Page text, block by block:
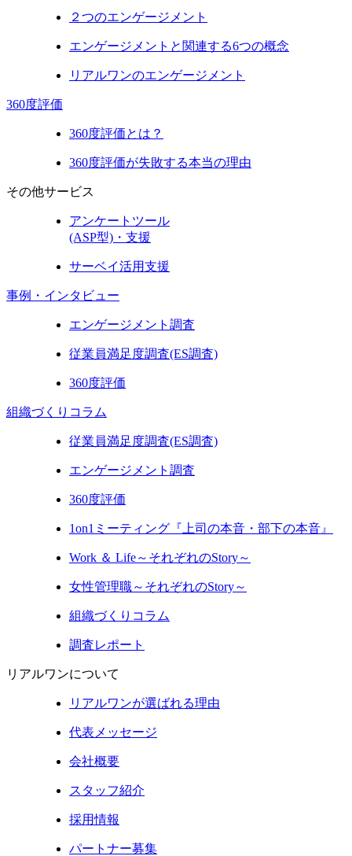
２つのエンゲージメント
エンゲージメントと関連する6つの概念
リアルワンのエンゲージメント
360度評価
360度評価とは？
360度評価が失敗する本当の理由
その他サービス
アンケートツール
(ASP型)・支援
サーベイ活用支援
事例・インタビュー
エンゲージメント調査
従業員満足度調査(ES調査)
360度評価
組織づくりコラム
従業員満足度調査(ES調査)
エンゲージメント調査
360度評価
1on1ミーティング『上司の本音・部下の本音』
Work ＆ Life～それぞれのStory～
女性管理職～それぞれのStory～
組織づくりコラム
調査レポート
リアルワンについて
リアルワンが選ばれる理由
代表メッセージ
会社概要
スタッフ紹介
採用情報
パートナー募集